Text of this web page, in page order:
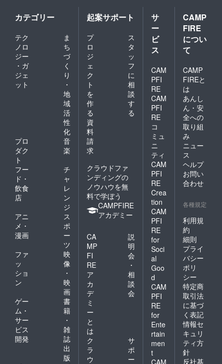
ホーム
【Ariga
命】会
費月
2,000円
の10年
ポー
ト。も
ちろん
すべて
のコン
テン
ツ、
サービ
ス利用
可能で
す☆
③MAH
ALOお
食事券
100000
円分×1
カテゴリー
テク
ノロ
ジー
・ガ
ジェ
ット
ま
ち
づ
く
り
・
地
域
活
性
化
プロ
ダク
ト
音
楽
フー
ド・
飲食
店
チ
ャ
レ
ン
ジ
アニ
メ・
漫画
ス
ポ
ー
ツ
ファ
ッ
ショ
ン
映
像
・
映
画
ゲー
ム・
サー
ビス
開発
書
籍
・
雑
誌
出
版
起案サポート
プ
ロ
ジ
ェ
ク
ト
を
作
る
ス
タ
ッ
フ
に
相
談
す
る
資
料
請
求
クラウドファ
ンディングの
ノウハウを無
料で学ぼう
CAMPFIRE
アカデミー
CA
MP
FI
RE
ア
カ
デ
ミ
ー
と
は
説
明
会
・
相
談
会
ク
ラ
ウ
サ
ポ
ー
サ
ー
ビ
ス
CAM
PFI
RE
CAM
PFI
RE
コ
ミュ
ニ
ティ
CAM
PFI
RE
Crea
tion
CAM
PFI
RE
for
Soci
al
Goo
d
CAM
PFI
RE
for
Ente
rtain
men
t
CAM
CAMP
FIRE
につい
て
CAMP
FIREと
は
あんし
ん・安
全への
取り組
み
ニュー
ス
ヘルプ
お問い
合わせ
各種規定
利用規
約
細則
プライ
バシー
ポリ
シー
特定商
取引法
に基づ
く表記
情報セ
キュリ
ティ方
針
反社基